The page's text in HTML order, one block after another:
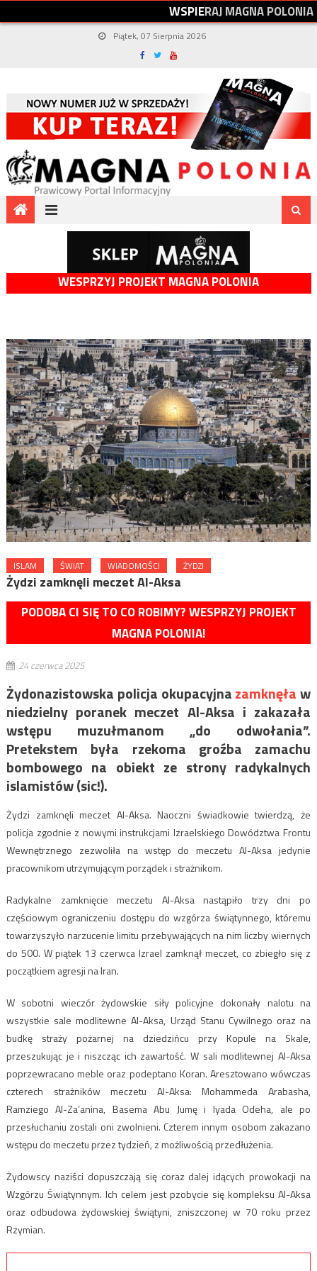
WSPIERAJMAGNAPOLONIA
Piątek, 07 Sierpnia 2026
WESPRZYJ PROJEKT MAGNA POLONIA
ISLAM ŚWIAT WIADOMOŚCI ŻYDZI
Żydzi zamknęli meczet Al-Aksa
PODOBA CI SIĘ TO CO ROBIMY? WESPRZYJ PROJEKT
MAGNA POLONIA!
24 czerwca 2025
Żydonazistowska policja okupacyjnazamknęław
niedzielny poranek meczet Al-Aksa i zakazała
wstępu muzułmanom „do odwołania”.
Pretekstem była rzekoma groźba zamachu
bombowego na obiekt ze strony radykalnych
islamistów (sic!).
Żydzi zamknęli meczet Al-Aksa. Naoczni świadkowie twierdzą, że
policja zgodnie z nowymi instrukcjami Izraelskiego Dowództwa Frontu
Wewnętrznego zezwoliła na wstęp do meczetu Al-Aksa jedynie
pracownikom utrzymującym porządek i strażnikom.
Radykalne zamknięcie meczetu Al-Aksa nastąpiło trzy dni po
częściowym ograniczeniu dostępu do wzgórza świątynnego, któremu
towarzyszyło narzucenie limitu przebywających na nim liczby wiernych
do 500. W piątek 13 czerwca Izrael zamknął meczet, co zbiegło się z
początkiem agresji na Iran.
W sobotni wieczór żydowskie siły policyjne dokonały nalotu na
wszystkie sale modlitewne Al-Aksa, Urząd Stanu Cywilnego oraz na
budkę straży pożarnej na dziedzińcu przy Kopule na Skale,
przeszukując je i niszcząc ich zawartość. W sali modlitewnej Al-Aksa
poprzewracano meble oraz podeptano Koran. Aresztowano wówczas
czterech strażników meczetu Al-Aksa: Mohammeda Arabasha,
Ramziego Al-Za’anina, Basema Abu Jumę i Iyada Odeha, ale po
przesłuchaniu zostali oni zwolnieni. Czterem innym osobom zakazano
wstępu do meczetu przez tydzień, z możliwością przedłużenia.
Żydowscy naziści dopuszczają się coraz dalej idących prowokacji na
Wzgórzu Świątynnym. Ich celem jest pzobycie się kompleksu Al-Aksa
oraz odbudowa żydowskiej świątyni, zniszczonej w 70 roku przez
Rzymian.